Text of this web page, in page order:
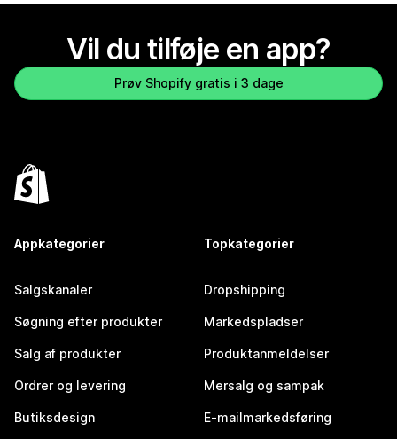
Vil du tilføje en app?
Prøv Shopify gratis i 3 dage
Appkategorier
Salgskanaler
Søgning efter produkter
Salg af produkter
Ordrer og levering
Butiksdesign
Topkategorier
Dropshipping
Markedspladser
Produktanmeldelser
Mersalg og sampak
E-mailmarkedsføring